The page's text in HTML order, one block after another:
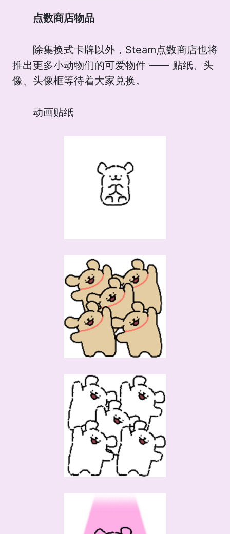
点数商店物品
除集换式卡牌以外，Steam点数商店也将
推出更多小动物们的可爱物件 —— 贴纸、头
像、头像框等待着大家兑换。
动画贴纸